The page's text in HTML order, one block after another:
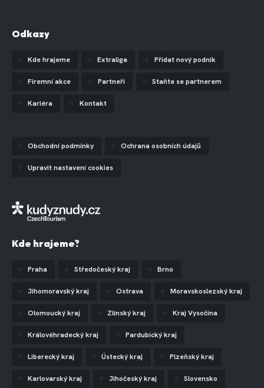
Odkazy
Kde hrajeme Extraliga Přidat nový podnik
Firemní akce Partneři Staňte se partnerem
Kariéra Kontakt
Obchodní podmínky Ochrana osobních údajů
Upravit nastavení cookies
Kde hrajeme?
Praha Středočeský kraj Brno
Jihomoravský kraj Ostrava Moravskoslezský kraj
Olomoucký kraj Zlínský kraj Kraj Vysočina
Královéhradecký kraj Pardubický kraj
Liberecký kraj Ústecký kraj Plzeňský kraj
Karlovarský kraj Jihočeský kraj Slovensko